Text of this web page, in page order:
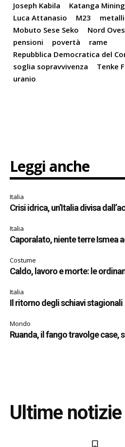
Joseph Kabila
Katanga
Luca Attanasio
M23
Mobuto Sese Seko
Nord
pensioni
povertà
rame
Repubblica Democratica del
soglia sopravvivenza
Tenke
uranio
Leggi anche
Italia
Crisi idrica, un’Italia divisa
Italia
Caporalato, niente terre Ismea
Costume
Caldo, lavoro e morte: le
Italia
Il ritorno degli schiavi stagionali
Mondo
Ruanda, il fango travolge case,
Ultime notizie